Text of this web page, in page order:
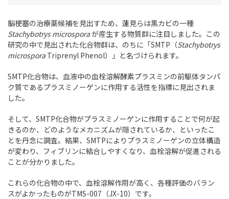
脳梗塞の治療薬候補を見出すため、蓮見らは黒カビの一種
Stachybotrys microsporaが産生する物質群に注目しました。この
研究の中で見出された化合物群は、のちに「SMTP（Stachybotrys
microspora Triprenyl Phenol）」と名づけられます。
SMTP化合物は、血液中の血栓溶解酵素プラスミンの前駆体タンパ
ク質であるプラスミノーゲンに作用する活性を指標に見出されま
した。
そして、SMTP化合物がプラスミノーゲンに作用することで何が起
きるのか、どのようなメカニズムが隠されているか、といったこ
とを丹念に調査。結果、SMTPによりプラスミノーゲンの立体構造
が変わり、フィブリンに結合しやすくなり、血栓溶解が促進される
ことが分かりました。
これらの化合物の中で、血栓溶解作用が高く、各種評価のバラン
スがよかったものがTMS-007（JX-10）です。